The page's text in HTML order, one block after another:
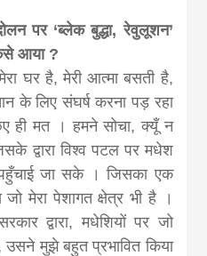
पर ‘ब्लेक बुद्धा, रेवुलूशन’
आया ?
घर है, मेरी आत्मा बसती है,
के लिए संघर्ष करना पड़ रहा
ही मत । हमने सोचा, क्यूँ न
द्वारा विश्व पटल पर मधेश
जा सके । जिसका एक
मेरा पेशागत क्षेत्र भी है ।
द्वारा, मधेशियों पर जो
उसने मुझे बहुत प्रभावित किया